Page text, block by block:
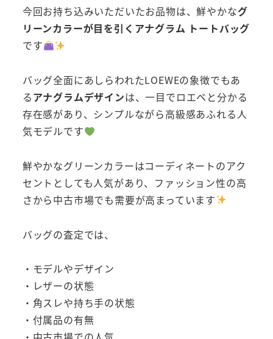
今回お持ち込みいただいたお品物は、鮮やかなグ
リーンカラーが目を引くアナグラム トートバッグ
です
バッグ全面にあしらわれたLOEWEの象徴でもあ
るアナグラムデザインは、一目でロエベと分かる
存在感があり、シンプルながら高級感あふれる人
気モデルです
鮮やかなグリーンカラーはコーディネートのアク
セントとしても人気があり、ファッション性の高
さから中古市場でも需要が高まっています
バッグの査定では、
・モデルやデザイン
・レザーの状態
・角スレや持ち手の状態
・付属品の有無